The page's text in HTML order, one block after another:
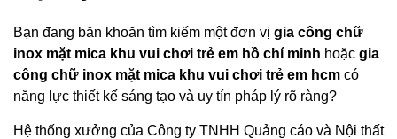
Bạn đang băn khoăn tìm kiếm một đơn vị gia công chữ
inox mặt mica khu vui chơi trẻ em hồ chí minh hoặc gia
công chữ inox mặt mica khu vui chơi trẻ em hcm có
năng lực thiết kế sáng tạo và uy tín pháp lý rõ ràng?
Hệ thống xưởng của Công ty TNHH Quảng cáo và Nội thất